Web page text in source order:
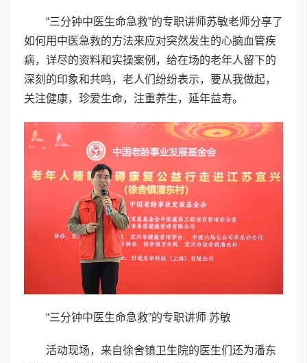
“三分钟中医生命急救”的专职讲师苏敏老师分享了
如何用中医急救的方法来应对突然发生的心脑血管疾
病，详尽的资料和实操案例，给在场的老年人留下的
深刻的印象和共鸣，老人们纷纷表示，要从我做起，
关注健康，珍爱生命，注重养生，延年益寿。
“三分钟中医生命急救”的专职讲师 苏敏
活动现场，来自徐舍镇卫生院的医生们还为潘东